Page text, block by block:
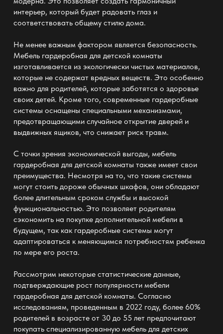
интерьер, который будет радовать глаз и
соответствовать общему стилю дома.
Не менее важным фактором является безопасность.
Мебель гардеробная для детской комнаты
изготавливается из экологически чистых материалов,
которые не содержат вредных веществ. Это особенно
важно для родителей, которые заботятся о здоровье
своих детей. Кроме того, современные гардеробные
системы оснащены специальными механизмами,
предотвращающими случайное открытие дверей и
выдвижных ящиков, что снижает риск травм.
С точки зрения экономической выгоды, мебель
гардеробная для детской комнаты также имеет свои
преимущества. Несмотря на то, что такие системы
могут стоить дороже обычных шкафов, они обладают
более длительным сроком службы и высокой
функциональностью. Это позволяет родителям
сэкономить на покупке дополнительной мебели в
будущем, так как гардеробные системы могут
адаптироваться к меняющимся потребностям ребенка
по мере его роста.
Рассмотрим некоторые статистические данные,
подтверждающие рост популярности мебели
гардеробная для детской комнаты. Согласно
исследованиям, проведенным в 2022 году, более 60%
родителей в возрасте от 30 до 55 лет предпочитают
покупать специализированную мебель для детских